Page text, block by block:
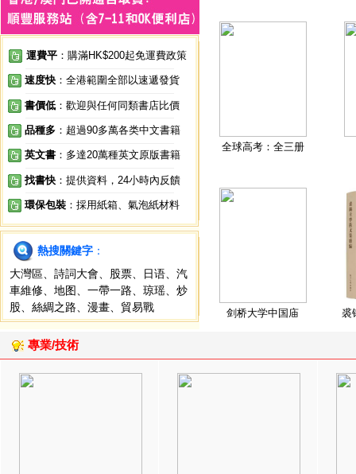
運費平 ：購滿HK$200起免運費政策
速度快 ：全港範圍全部以速遞發貨
書價低 ：歡迎與任何同類書店比價
品種多 ：超過90多萬各类中文書籍
英文書 ：多達20萬種英文原版書籍
找書快 ：提供資料，24小時內反饋
環保包裝 ：採用紙箱、氣泡紙材料
熱搜關鍵字 ：
大灣區
詩詞大會 股票 日语
汽
車維修
地图 一帶一路 琼瑶
炒
股
絲綢之路 漫畫 貿易戰
全球高考：全三册
剑桥大学中国庙 裘
專業/技術